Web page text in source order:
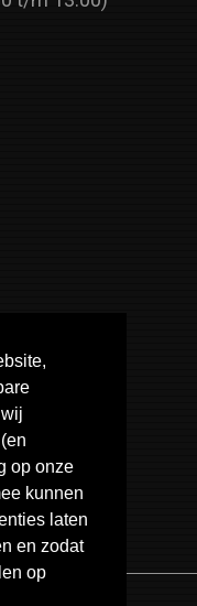
op onze
kunnen
laten
en zodat
op